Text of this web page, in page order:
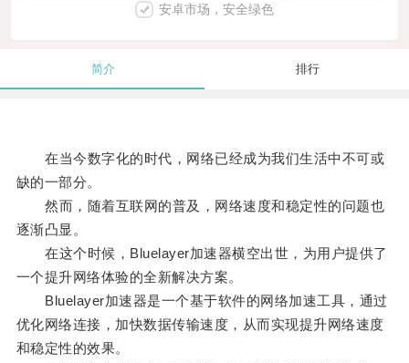
安卓市场，安全绿色
简介 排行
在当今数字化的时代，网络已经成为我们生活中不可或
缺的一部分。
然而，随着互联网的普及，网络速度和稳定性的问题也
逐渐凸显。
在这个时候，Bluelayer加速器横空出世，为用户提供了
一个提升网络体验的全新解决方案。
Bluelayer加速器是一个基于软件的网络加速工具，通过
优化网络连接，加快数据传输速度，从而实现提升网络速度
和稳定性的效果。